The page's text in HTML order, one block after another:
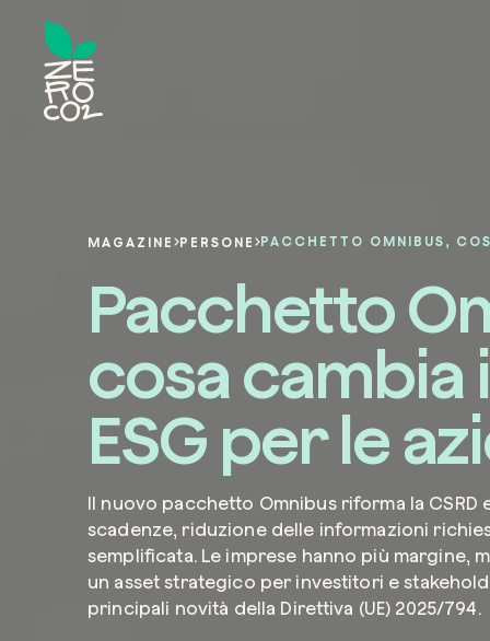
MAGAZINE PERSONE
Pacchetto
cosa cambia
ESG per le
Il nuovo pacchetto Omnibus riforma la CSRD
scadenze, riduzione delle informazioni
semplificata. Le imprese hanno più margine,
un asset strategico per investitori e
principali novità della Direttiva (UE) 2025/794.